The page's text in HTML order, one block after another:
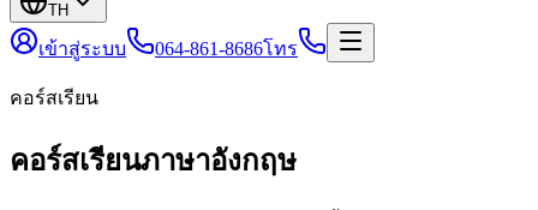
TH
เข้าสู่ระบบ 064-861-8686โทร
คอร์สเรียน
คอร์สเรียนภาษาอังกฤษ